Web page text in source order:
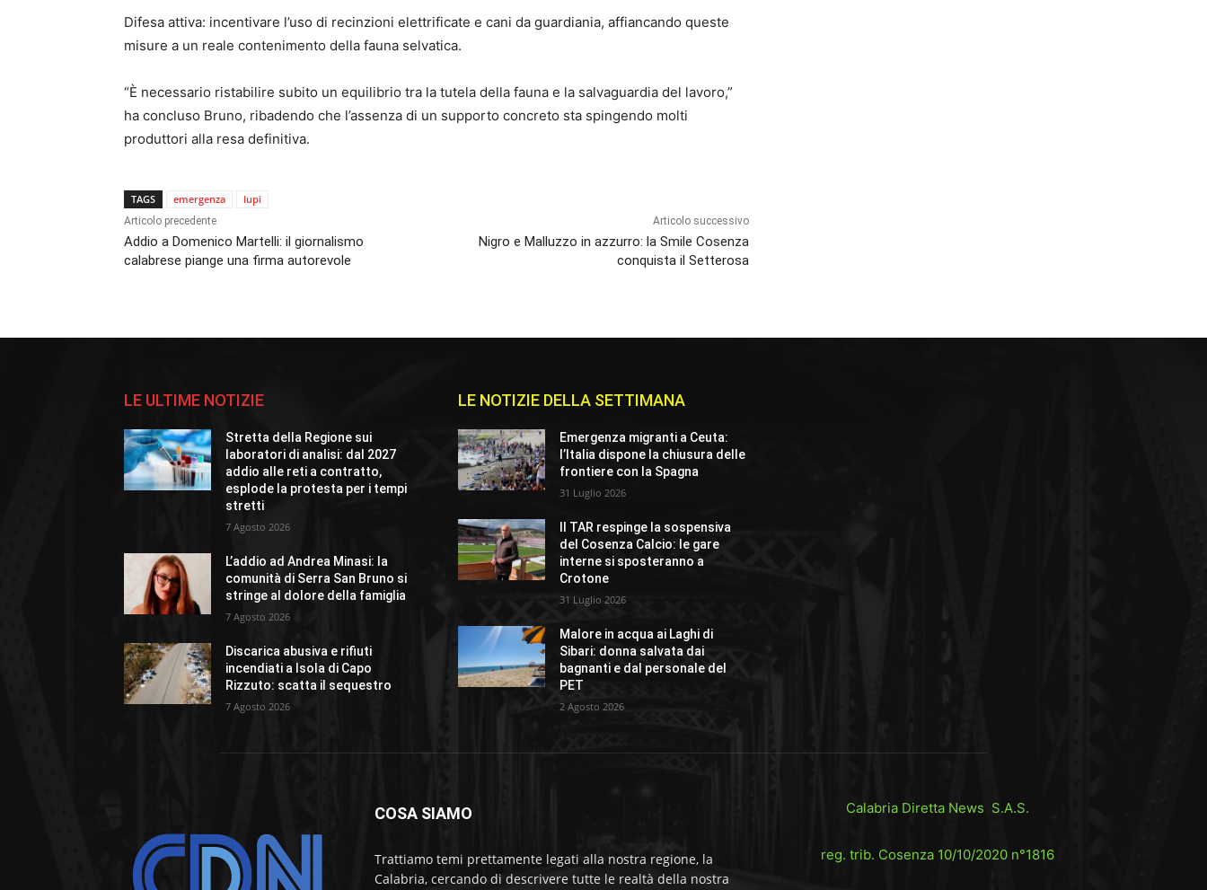
Difesa attiva: incentivare l’uso di recinzioni elettrificate e cani da guardiania, affiancando queste
misure a un reale contenimento della fauna selvatica.
“È necessario ristabilire subito un equilibrio tra la tutela della fauna e la salvaguardia del lavoro,”
ha concluso Bruno, ribadendo che l’assenza di un supporto concreto sta spingendo molti
produttori alla resa definitiva.
TAGS emergenza lupi
Articolo precedente
Addio a Domenico Martelli: il giornalismo
calabrese piange una firma autorevole
Articolo successivo
Nigro e Malluzzo in azzurro: la Smile Cosenza
conquista il Setterosa
LE ULTIME NOTIZIE
Stretta della Regione sui
laboratori di analisi: dal 2027
addio alle reti a contratto,
esplode la protesta per i tempi
stretti
7 Agosto 2026
L’addio ad Andrea Minasi: la
comunità di Serra San Bruno si
stringe al dolore della famiglia
7 Agosto 2026
Discarica abusiva e rifiuti
incendiati a Isola di Capo
Rizzuto: scatta il sequestro
7 Agosto 2026
LE NOTIZIE DELLA SETTIMANA
Emergenza migranti a Ceuta:
l’Italia dispone la chiusura delle
frontiere con la Spagna
31 Luglio 2026
Il TAR respinge la sospensiva
del Cosenza Calcio: le gare
interne si sposteranno a
Crotone
31 Luglio 2026
Malore in acqua ai Laghi di
Sibari: donna salvata dai
bagnanti e dal personale del
PET
2 Agosto 2026
COSA SIAMO
Trattiamo temi prettamente legati alla nostra regione, la
Calabria, cercando di descrivere tutte le realtà della nostra
Calabria Diretta News S.A.S.
reg. trib. Cosenza 10/10/2020 n°1816